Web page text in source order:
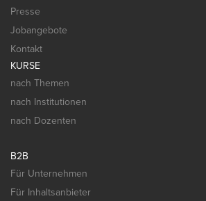
Presse
Jobangebote
Kontakt
KURSE
nach Themen
nach Institutionen
nach Dozenten
B2B
Für Unternehmen
Für Inhaltsanbieter